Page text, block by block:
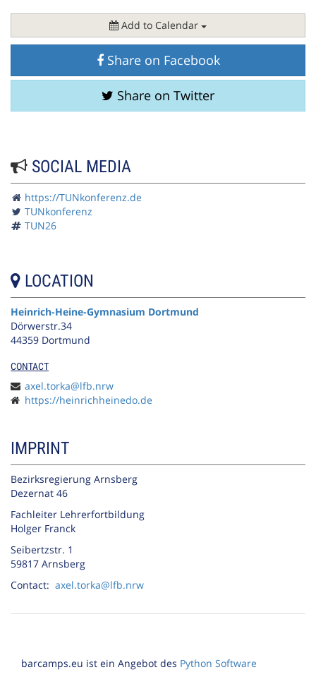
Add to Calendar
Share on Facebook
Share on Twitter
SOCIAL MEDIA
https://TUNkonferenz.de
TUNkonferenz
TUN26
LOCATION
Heinrich-Heine-Gymnasium Dortmund
Dörwerstr.34
44359 Dortmund
CONTACT
axel.torka@lfb.nrw
https://heinrichheinedo.de
IMPRINT
Bezirksregierung Arnsberg
Dezernat 46
Fachleiter Lehrerfortbildung
Holger Franck
Seibertzstr. 1
59817 Arnsberg
Contact: axel.torka@lfb.nrw
barcamps.eu ist ein Angebot des Python Software